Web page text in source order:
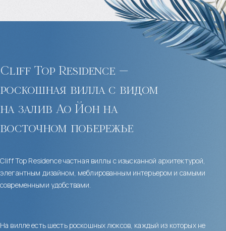
Cliff Top Residence —
роскошная вилла с видом
на залив Ао Йон на
восточном побережье
Cliff Top Residence частная виллы с изысканной архитектурой,
элегантным дизайном, меблированным интерьером и самыми
современными удобствами.
На вилле есть шесть роскошных люксов, каждый из которых не